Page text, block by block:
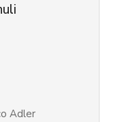
Adler